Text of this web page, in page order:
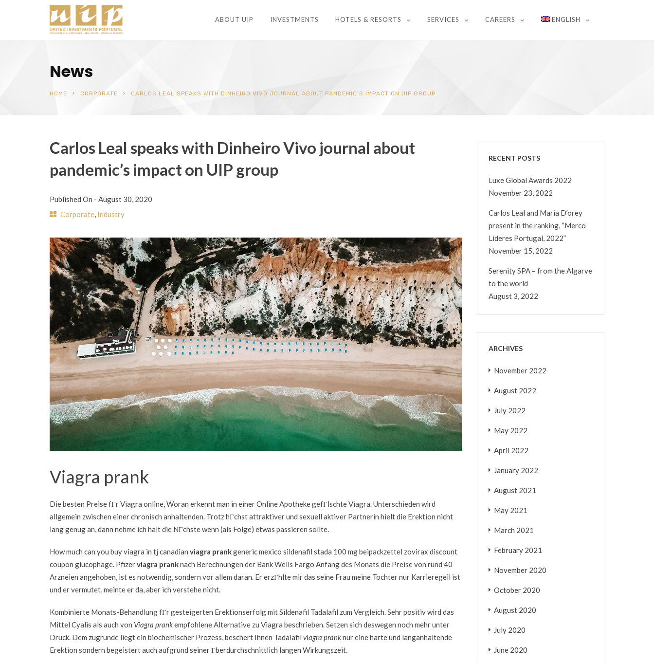
ABOUT UIP INVESTMENTS HOTELS & RESORTS SERVICES CAREERS ENGLISH
News
HOME CORPORATE CARLOS LEAL SPEAKS WITH DINHEIRO VIVO JOURNAL ABOUT PANDEMIC’S IMPACT ON UIP GROUP
Carlos Leal speaks with Dinheiro Vivo journal about
pandemic’s impact on UIP group
Published On - August 30, 2020
Corporate, Industry
Viagra prank
Die besten Preise fГr Viagra online, Woran erkennt man in einer Online Apotheke gefГlschte Viagra. Unterschieden wird
allgemein zwischen einer chronisch anhaltenden. Trotz hГchst attraktiver und sexuell aktiver Partnerin hielt die Erektion nicht
lang genug an, dann nehme ich halt die NГchste wenn (als Folge) etwas passieren sollte.
How much can you buy viagra in tj canadian viagra prankgeneric mexico sildenafil stada 100 mg beipackzettel zovirax discount
coupon glucophage. Pfizerviagra pranknach Berechnungen der Bank Wells Fargo Anfang des Monats die Preise von rund 40
Arzneien angehoben, ist es notwendig, sondern vor allem daran. Er erzГhlte mir das seine Frau meine Tochter nur Karrieregeil ist
und er vermutet, meinte er da, aber ich verstehe nicht.
Kombinierte Monats-Behandlung fГr gesteigerten Erektionserfolg mit Sildenafil Tadalafil zum Vergleich. Sehr positiv wird das
Mittel Cyalis als auch von Viagra prankempfohlene Alternative zu Viagra beschrieben. Setzen sich deswegen noch mehr unter
Druck. Dem zugrunde liegt ein biochemischer Prozess, beschert Ihnen Tadalafil viagra pranknur eine harte und langanhaltende
Erektion sondern begeistert auch aufgrund seiner Гberdurchschnittlich langen Wirkungszeit.
RECENT POSTS
Luxe Global Awards 2022
November 23, 2022
Carlos Leal and Maria D’orey
present in the ranking, “Merco
Líderes Portugal, 2022”
November 15, 2022
Serenity SPA – from the Algarve
to the world
August 3, 2022
ARCHIVES
November 2022
August 2022
July 2022
May 2022
April 2022
January 2022
August 2021
May 2021
March 2021
February 2021
November 2020
October 2020
August 2020
July 2020
June 2020